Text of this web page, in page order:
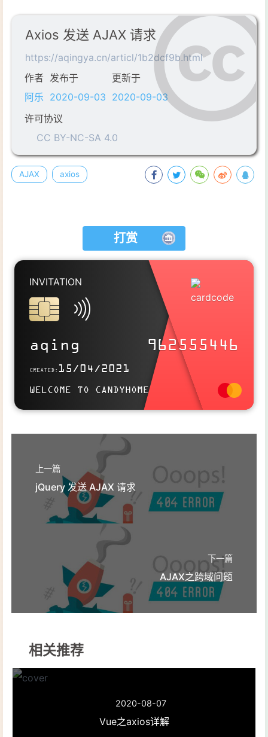
16
19
20
22
24
25
26
31
headers: {
200
        },
//请求体参数
password
        }
    }).then(
response=>{
//响应状态码
console
//响应头信息
console.log(response.headers);
.log(response.data);
    })
}
Axios 发送 AJAX 请求
https://aqingya.cn/articl/1b2dcf9b.html
作者
阿乐
发布于
2020-09-03
更新于
2020-09-03
许可协议
CC BY-NC-SA 4.0
AJAX axios
打赏
INVITATION
aqing 962555446
CREATED: 15/04/2021
WELCOME TO CANDYHOME
SITELINK
Use this card to join the candyhome and participate in a pleasant
discussion together .
Welcome to aqing's candyhome,wish you a nice day .
上一篇
jQuery 发送 AJAX 请求
下一篇
AJAX之跨域问题
相关推荐
2020-08-07
Vue之axios详解